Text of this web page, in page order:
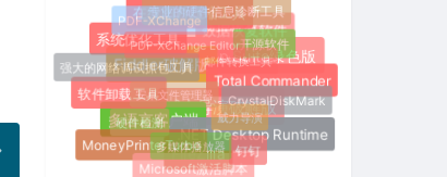
威力导演破解版
Hasleo Backup Suite绿色版
Fiddler破解版
多语言客户端
FileZilla
.NET Desktop Runtime
Total Commander
数据恢复软件
在线图片压缩工具
系统优化工具
软件卸载工具
MoneyPrinterTurbo
Microsoft激活脚本
钉钉
CrystalDiskMark
开源软件
专业的硬件信息诊断工具
PDF-XChange
强大的网络调试抓包工具
硬件检测
多媒体播放器
威力导演
邮件转换工具
PDF-XChange Editor
安卓文件管理器